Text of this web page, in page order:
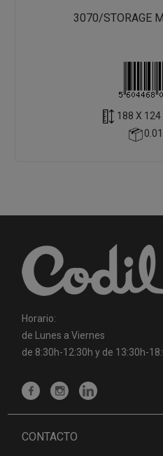
3070/STORAGE
188 X 124
Horario:
de Lunes a Viernes
de 8:30h-12:30h y de 13:30h-
CONTACTO